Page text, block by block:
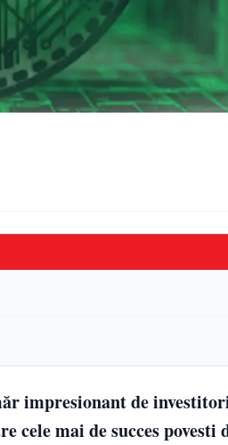
impresionant de
cele mai de succes povesti